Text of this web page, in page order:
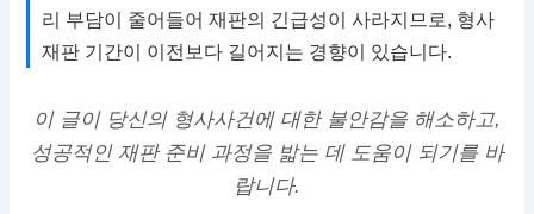
리 부담이 줄어들어 재판의 긴급성이 사라지므로, 형사
재판 기간이 이전보다 길어지는 경향이 있습니다.
이 글이 당신의 형사사건에 대한 불안감을 해소하고,
성공적인 재판 준비 과정을 밟는 데 도움이 되기를 바
랍니다.